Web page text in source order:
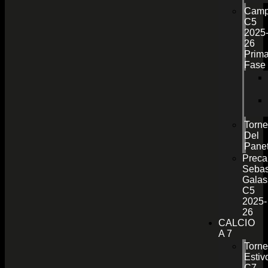
C5
2025-
26
Fase
Del
C5
2025-
26
CALCIO
A 7